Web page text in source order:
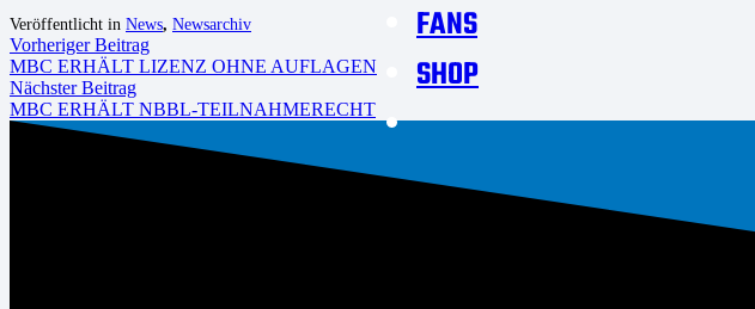
FANS
SHOP
Veröffentlicht in News, Newsarchiv
Vorheriger Beitrag
MBC ERHÄLT LIZENZ OHNE AUFLAGEN
Nächster Beitrag
MBC ERHÄLT NBBL-TEILNAHMERECHT